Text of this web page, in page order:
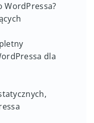
WordPressa?
dla